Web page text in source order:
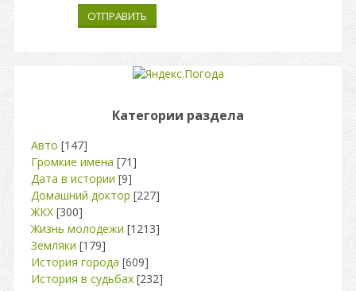
ОТПРАВИТЬ
Категории раздела
Авто [147]
Громкие имена [71]
Дата в истории [9]
Домашний доктор [227]
ЖКХ [300]
Жизнь молодежи [1213]
Земляки [179]
История города [609]
История в судьбах [232]